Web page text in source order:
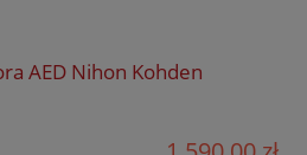
AED Nihon Kohden